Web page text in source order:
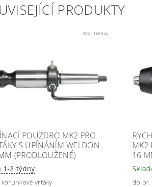
PRODUKTY
Kód: 18003L
POUZDRO MK2 PRO
S UPÍNÁNÍM WELDON
(PRODLOUŽENÉ)
1-2 týdny
vrtáky
MK2
16
do pr.